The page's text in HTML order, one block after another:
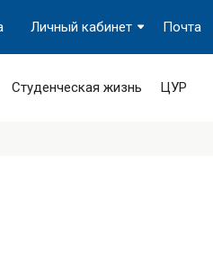
Почта
Личный кабинет
Студенческая жизнь ЦУР